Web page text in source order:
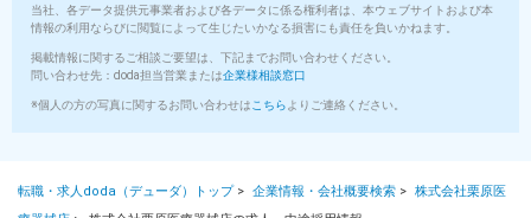
当社、各データ提供元事業者および各データに係る権利者は、本ウェブサイトおよび本
情報の利用ならびに閲覧によって生じたいかなる損害にも責任を負いかねます。
掲載情報に関するご相談ご要望は、下記までお問い合わせください。
問い合わせ先：doda担当営業または企業様相談窓口
※個人の方の写真に関するお問い合わせは こちら よりご連絡ください。
転職・求人doda（デューダ）トップ> 企業情報・会社概要検索 > 株式会社栗原医